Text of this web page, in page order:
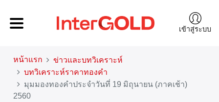
เข้าสู่ระบบ
หน้าแรก
ข่าวและบทวิเคราะห์
บทวิเคราะห์ราคาทองคำ
มุมมองทองคำประจำวันที่ 19 มิถุนายน (ภาคเช้า)
2560